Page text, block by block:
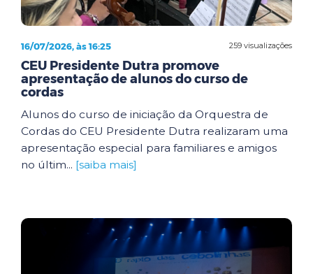
259 visualizações
16/07/2026, às 16:25
CEU Presidente Dutra promove
apresentação de alunos do curso de
cordas
Alunos do curso de iniciação da Orquestra de
Cordas do CEU Presidente Dutra realizaram uma
apresentação especial para familiares e amigos
no últim... [saiba mais]